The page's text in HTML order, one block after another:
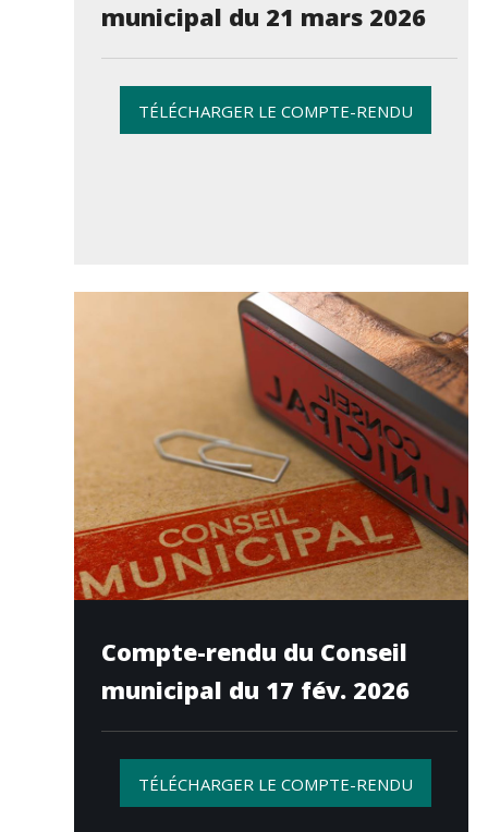
municipal du 21 mars 2026
TÉLÉCHARGER LE COMPTE-RENDU
Compte-rendu du Conseil
municipal du 17 fév. 2026
TÉLÉCHARGER LE COMPTE-RENDU